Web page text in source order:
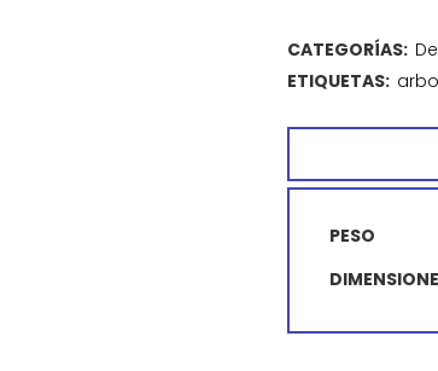
CATEGORÍAS:
ETIQUETAS:
PESO